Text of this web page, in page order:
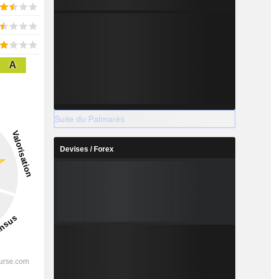
A
Suite du Palmarès
Devises / Forex